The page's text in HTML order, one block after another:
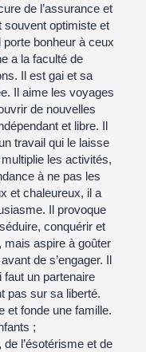
de l’assurance et
souvent optimiste et
bonheur à ceux
a la faculté de
Il est gai et sa
Il aime les voyages
de nouvelles
et libre. Il
travail qui le laisse
les activités,
à ne pas les
et chaleureux, il a
Il provoque
conquérir et
mais aspire à goûter
de s’engager. Il
faut un partenaire
pas sur sa liberté.
et fonde une famille.
;
de l’ésotérisme et de